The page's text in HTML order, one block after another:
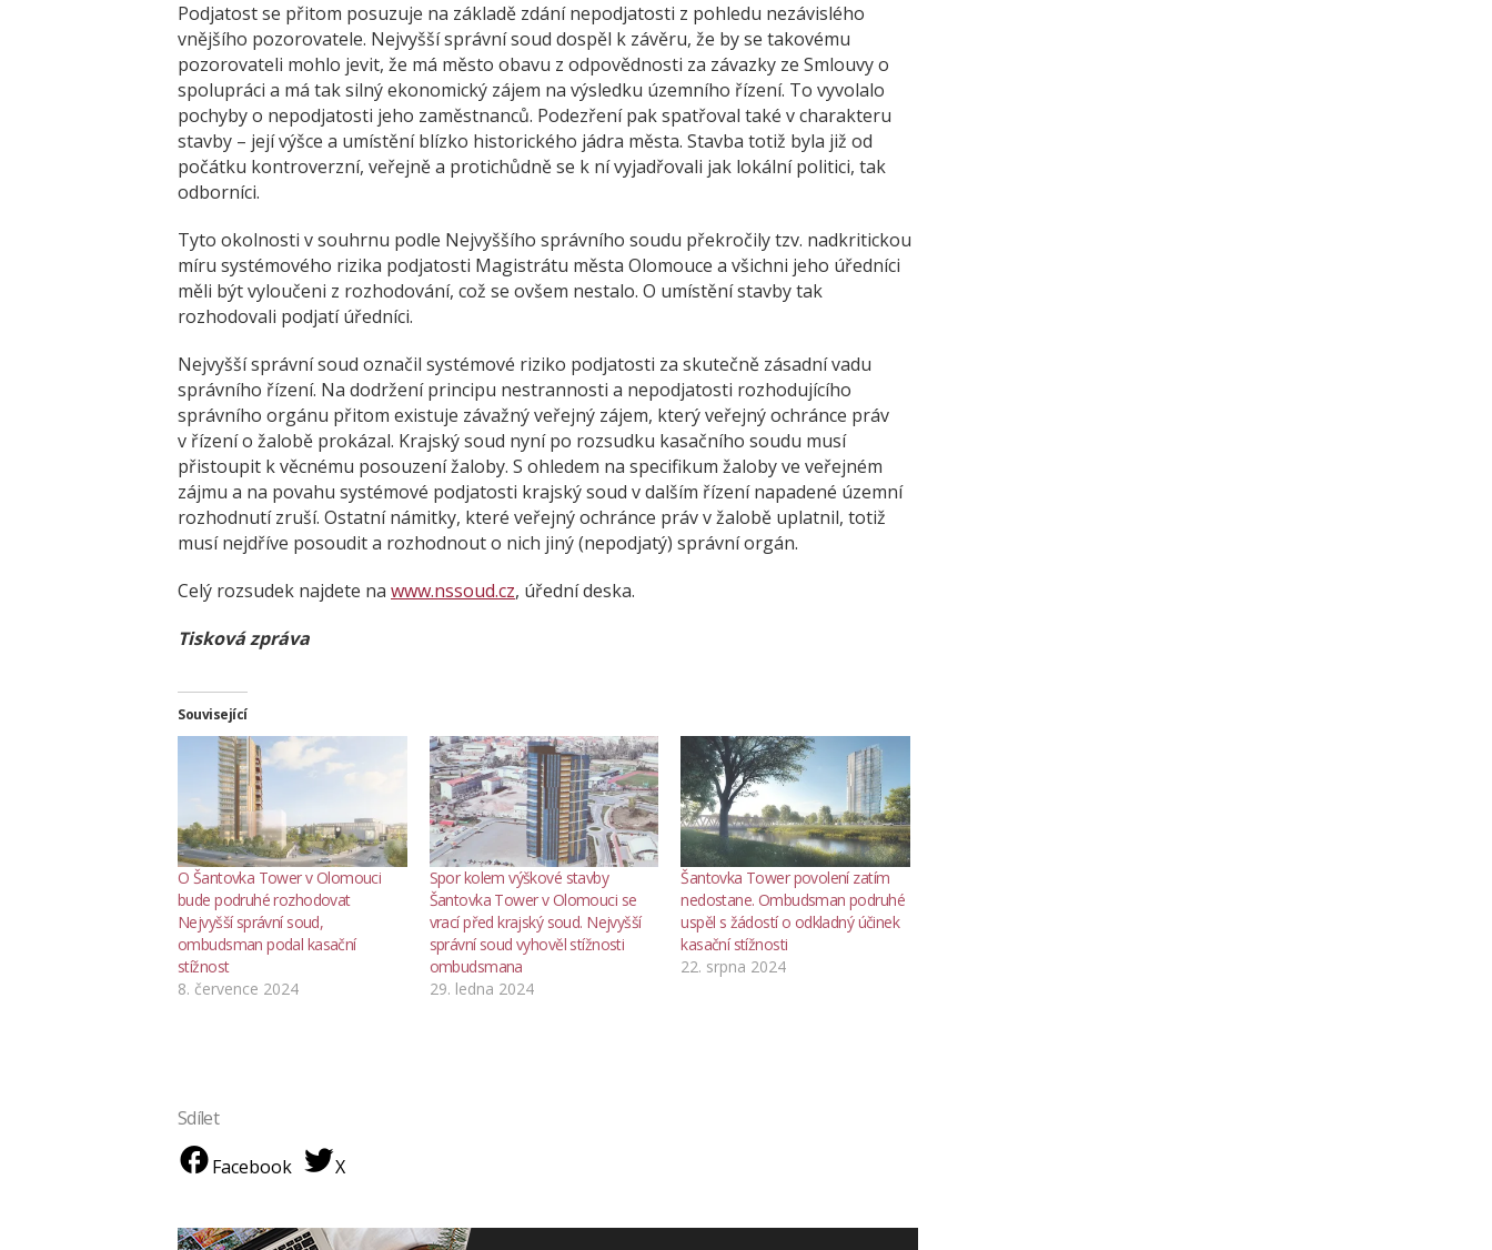
Podjatost se přitom posuzuje na základě zdání nepodjatosti z pohledu nezávislého
vnějšího pozorovatele. Nejvyšší správní soud dospěl k závěru, že by se takovému
pozorovateli mohlo jevit, že má město obavu z odpovědnosti za závazky ze Smlouvy o
spolupráci a má tak silný ekonomický zájem na výsledku územního řízení. To vyvolalo
pochyby o nepodjatosti jeho zaměstnanců. Podezření pak spatřoval také v charakteru
stavby – její výšce a umístění blízko historického jádra města. Stavba totiž byla již od
počátku kontroverzní, veřejně a protichůdně se k ní vyjadřovali jak lokální politici, tak
odborníci.
Tyto okolnosti v souhrnu podle Nejvyššího správního soudu překročily tzv. nadkritickou
míru systémového rizika podjatosti Magistrátu města Olomouce a všichni jeho úředníci
měli být vyloučeni z rozhodování, což se ovšem nestalo. O umístění stavby tak
rozhodovali podjatí úředníci.
Nejvyšší správní soud označil systémové riziko podjatosti za skutečně zásadní vadu
správního řízení. Na dodržení principu nestrannosti a nepodjatosti rozhodujícího
správního orgánu přitom existuje závažný veřejný zájem, který veřejný ochránce práv
v řízení o žalobě prokázal. Krajský soud nyní po rozsudku kasačního soudu musí
přistoupit k věcnému posouzení žaloby. S ohledem na specifikum žaloby ve veřejném
zájmu a na povahu systémové podjatosti krajský soud v dalším řízení napadené územní
rozhodnutí zruší. Ostatní námitky, které veřejný ochránce práv v žalobě uplatnil, totiž
musí nejdříve posoudit a rozhodnout o nich jiný (nepodjatý) správní orgán.
Celý rozsudek najdete na www.nssoud.cz, úřední deska.
Tisková zpráva
Související
O Šantovka Tower v Olomouci
bude podruhé rozhodovat
Nejvyšší správní soud,
ombudsman podal kasační
stížnost
8. července 2024
Spor kolem výškové stavby
Šantovka Tower v Olomouci se
vrací před krajský soud. Nejvyšší
správní soud vyhověl stížnosti
ombudsmana
29. ledna 2024
Šantovka Tower povolení zatím
nedostane. Ombudsman podruhé
uspěl s žádostí o odkladný účinek
kasační stížnosti
22. srpna 2024
Sdílet
Facebook
X